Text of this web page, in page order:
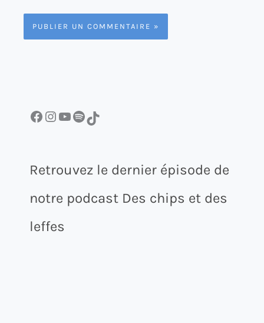
Facebook InstagramYouTube Spotify TikTok
Retrouvez le dernier épisode de
notre podcast Des chips et des
leffes